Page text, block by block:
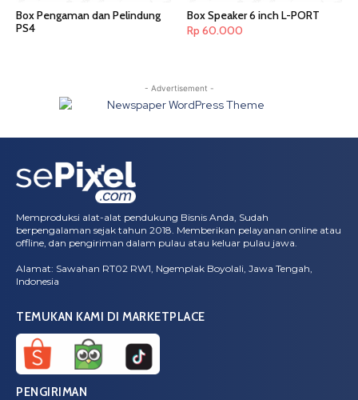
Box Pengaman dan Pelindung
PS4
Box Speaker 6 inch L-PORT
Rp 60.000
- Advertisement -
Memproduksi alat-alat pendukung Bisnis Anda, Sudah
berpengalaman sejak tahun 2018. Memberikan pelayanan online atau
offline, dan pengiriman dalam pulau atau keluar pulau jawa.
Alamat: Sawahan RT02 RW1, Ngemplak Boyolali, Jawa Tengah,
Indonesia
TEMUKAN KAMI DI MARKETPLACE
PENGIRIMAN